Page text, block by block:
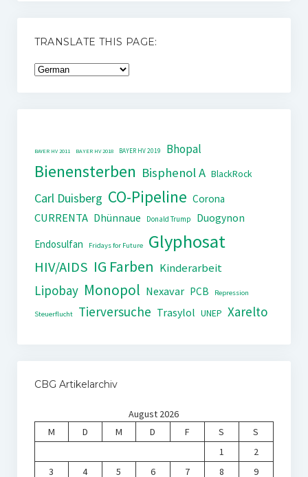
TRANSLATE THIS PAGE:
BAYER HV 2011 BAYER HV 2018 BAYER HV 2019 Bhopal
Bienensterben Bisphenol A BlackRock
Carl Duisberg CO-Pipeline Corona
CURRENTA Dhünnaue Donald Trump
Duogynon
Endosulfan
Fridays for Future Glyphosat
HIV/AIDS IG Farben Kinderarbeit
Lipobay Monopol Nexavar PCB Repression
Steuerflucht Tierversuche Trasylol UNEP Xarelto
CBG Artikelarchiv
August 2026
M
D M D F S
S
1
2
3
4 5 6 7 8 9